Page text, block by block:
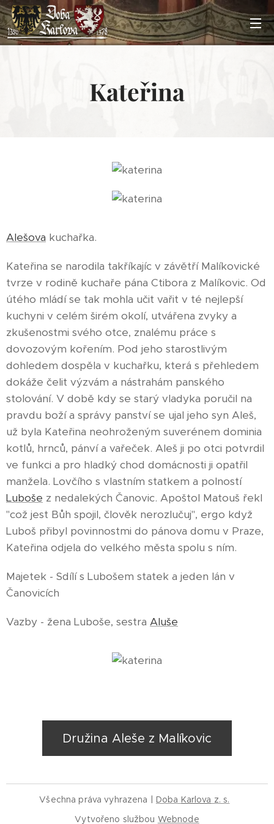
Kateřina
Alešova kuchařka.
Kateřina se narodila takříkajíc v závětří Malíkovické
tvrze v rodině kuchaře pána Ctibora z Malíkovic. Od
útého mládí se tak mohla učit vařit v té nejlepší
kuchyni v celém širém okolí, utvářena zvyky a
zkušenostmi svého otce, znalému práce s
dovozovým kořením. Pod jeho starostlivým
dohledem dospěla v kuchařku, která s přehledem
dokáže čelit výzvám a nástrahám panského
stolování. V době kdy se starý vladyka poručil na
pravdu boží a správy panství se ujal jeho syn Aleš,
už byla Kateřina neohroženým suverénem dominia
kotlů, hrnců, pánví a vařeček. Aleš ji po otci potvrdil
ve funkci a pro hladký chod domácnosti ji opatřil
manžela. Lovčího s vlastním statkem a polností
Luboše z nedalekých Čanovic. Apoštol Matouš řekl
"což jest Bůh spojil, člověk nerozlučuj", ergo když
Luboš přibyl povinnostmi do pánova domu v Praze,
Kateřina odjela do velkého města spolu s ním.
Majetek - Sdílí s Lubošem statek a jeden lán v
Čanovicích
Vazby - žena Luboše, sestra Aluše
Družina Aleše z Malíkovic
Všechna práva vyhrazena | Doba Karlova z. s.
Vytvořeno službou Webnode